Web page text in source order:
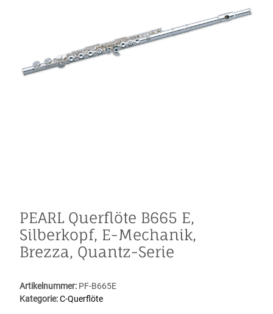
PEARL Querflöte B665 E,
Silberkopf, E-Mechanik,
Brezza, Quantz-Serie
Artikelnummer: PF-B665E
Kategorie:C-Querflöte